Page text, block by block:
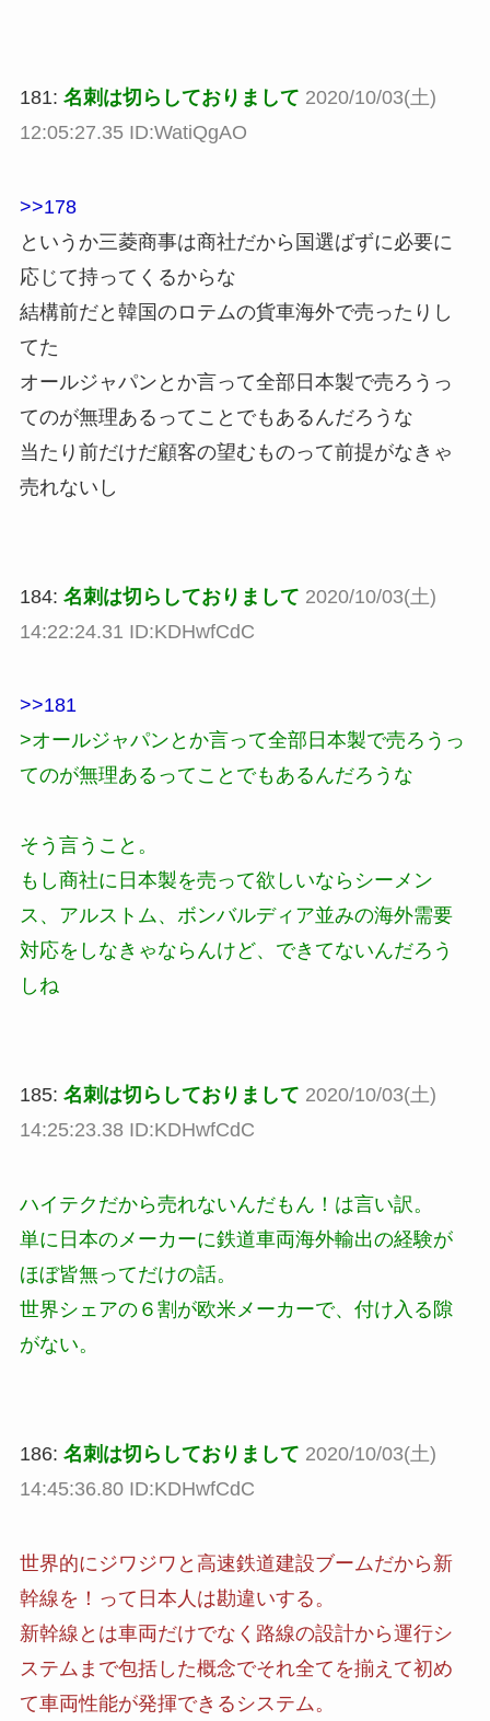
181: 名刺は切らしておりまして 2020/10/03(土)
12:05:27.35 ID:WatiQgAO
>>178
というか三菱商事は商社だから国選ばずに必要に
応じて持ってくるからな
結構前だと韓国のロテムの貨車海外で売ったりし
てた
オールジャパンとか言って全部日本製で売ろうっ
てのが無理あるってことでもあるんだろうな
当たり前だけだ顧客の望むものって前提がなきゃ
売れないし
184: 名刺は切らしておりまして 2020/10/03(土)
14:22:24.31 ID:KDHwfCdC
>>181
>オールジャパンとか言って全部日本製で売ろうっ
てのが無理あるってことでもあるんだろうな
そう言うこと。
もし商社に日本製を売って欲しいならシーメン
ス、アルストム、ボンバルディア並みの海外需要
対応をしなきゃならんけど、できてないんだろう
しね
185: 名刺は切らしておりまして 2020/10/03(土)
14:25:23.38 ID:KDHwfCdC
ハイテクだから売れないんだもん！は言い訳。
単に日本のメーカーに鉄道車両海外輸出の経験が
ほぼ皆無ってだけの話。
世界シェアの６割が欧米メーカーで、付け入る隙
がない。
186: 名刺は切らしておりまして 2020/10/03(土)
14:45:36.80 ID:KDHwfCdC
世界的にジワジワと高速鉄道建設ブームだから新
幹線を！って日本人は勘違いする。
新幹線とは車両だけでなく路線の設計から運行シ
ステムまで包括した概念でそれ全てを揃えて初め
て車両性能が発揮できるシステム。